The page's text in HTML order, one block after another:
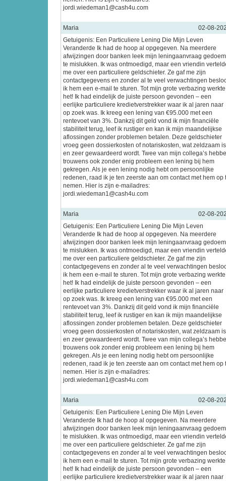
jordi.wiedeman1@cash4u.com
Maria
02-08-
Getuigenis: Een Particuliere Lening Die Mijn Leven
Veranderde Ik had de hoop al opgegeven. Na meerdere
afwijzingen door banken leek mijn leningaanvraag
te mislukken. Ik was ontmoedigd, maar een vriendin
me over een particuliere geldschieter. Ze gaf me zijn
contactgegevens en zonder al te veel verwachtingen
ik hem een e-mail te sturen. Tot mijn grote verbazing werkte
het! Ik had eindelijk de juiste persoon gevonden – een
eerlijke particuliere kredietverstrekker waar ik al jaren naar
op zoek was. Ik kreeg een lening van €95.000 met een
rentevoet van 3%. Dankzij dit geld vond ik mijn financiële
stabiliteit terug, leef ik rustiger en kan ik mijn maandelijkse
aflossingen zonder problemen betalen. Deze geldschieter
vroeg geen dossierkosten of notariskosten, wat zeldzaam is
en zeer gewaardeerd wordt. Twee van mijn collega’s
trouwens ook zonder enig probleem een lening bij hem
gekregen. Als je een lening nodig hebt om persoonlijke
redenen, raad ik je ten zeerste aan om contact met hem op
nemen. Hier is zijn e-mailadres:
jordi.wiedeman1@cash4u.com
Maria
02-08-
Getuigenis: Een Particuliere Lening Die Mijn Leven
Veranderde Ik had de hoop al opgegeven. Na meerdere
afwijzingen door banken leek mijn leningaanvraag
te mislukken. Ik was ontmoedigd, maar een vriendin
me over een particuliere geldschieter. Ze gaf me zijn
contactgegevens en zonder al te veel verwachtingen
ik hem een e-mail te sturen. Tot mijn grote verbazing werkte
het! Ik had eindelijk de juiste persoon gevonden – een
eerlijke particuliere kredietverstrekker waar ik al jaren naar
op zoek was. Ik kreeg een lening van €95.000 met een
rentevoet van 3%. Dankzij dit geld vond ik mijn financiële
stabiliteit terug, leef ik rustiger en kan ik mijn maandelijkse
aflossingen zonder problemen betalen. Deze geldschieter
vroeg geen dossierkosten of notariskosten, wat zeldzaam is
en zeer gewaardeerd wordt. Twee van mijn collega’s
trouwens ook zonder enig probleem een lening bij hem
gekregen. Als je een lening nodig hebt om persoonlijke
redenen, raad ik je ten zeerste aan om contact met hem op
nemen. Hier is zijn e-mailadres:
jordi.wiedeman1@cash4u.com
Maria
02-08-
Getuigenis: Een Particuliere Lening Die Mijn Leven
Veranderde Ik had de hoop al opgegeven. Na meerdere
afwijzingen door banken leek mijn leningaanvraag
te mislukken. Ik was ontmoedigd, maar een vriendin
me over een particuliere geldschieter. Ze gaf me zijn
contactgegevens en zonder al te veel verwachtingen
ik hem een e-mail te sturen. Tot mijn grote verbazing werkte
het! Ik had eindelijk de juiste persoon gevonden – een
eerlijke particuliere kredietverstrekker waar ik al jaren naar